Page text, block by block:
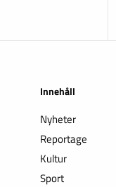
Innehåll
Nyheter
Reportage
Kultur
Sport